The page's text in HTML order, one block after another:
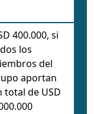
400.000, si
los
del
aportan
total de USD